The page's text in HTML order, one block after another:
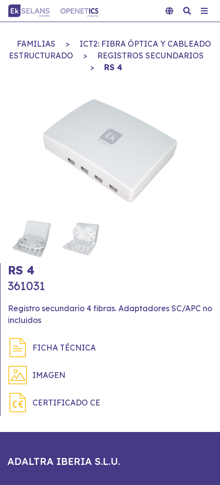
FAMILIAS >
ICT2: FIBRA ÓPTICA Y CABLEADO
ESTRUCTURADO
>
REGISTROS SECUNDARIOS
>
RS 4
RS 4
361031
Registro secundario 4 fibras. Adaptadores SC/APC no
incluidos
FICHA TÉCNICA
IMAGEN
CERTIFICADO CE
ADALTRA IBERIA S.L.U.